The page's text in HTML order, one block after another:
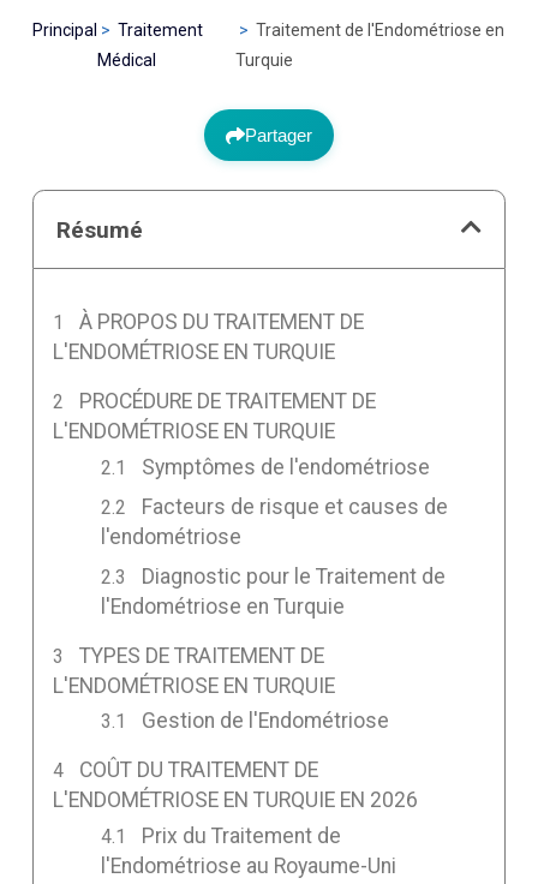
Principal
Traitement
Médical
Traitement de l'Endométriose en
Turquie
Partager
Résumé
À PROPOS DU TRAITEMENT DE
L'ENDOMÉTRIOSE EN TURQUIE
PROCÉDURE DE TRAITEMENT DE
L'ENDOMÉTRIOSE EN TURQUIE
Symptômes de l'endométriose
Facteurs de risque et causes de
l'endométriose
Diagnostic pour le Traitement de
l'Endométriose en Turquie
TYPES DE TRAITEMENT DE
L'ENDOMÉTRIOSE EN TURQUIE
Gestion de l'Endométriose
COÛT DU TRAITEMENT DE
L'ENDOMÉTRIOSE EN TURQUIE EN 2026
Prix du Traitement de
l'Endométriose au Royaume-Uni